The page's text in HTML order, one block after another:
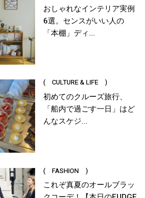
おしゃれなインテリア実例
6選。センスがいい人の
「本棚」ディ...
( CULTURE & LIFE )
初めてのクルーズ旅行、
「船内で過ごす一日」はど
んなスケジ...
( FASHION )
これぞ真夏のオールブラッ